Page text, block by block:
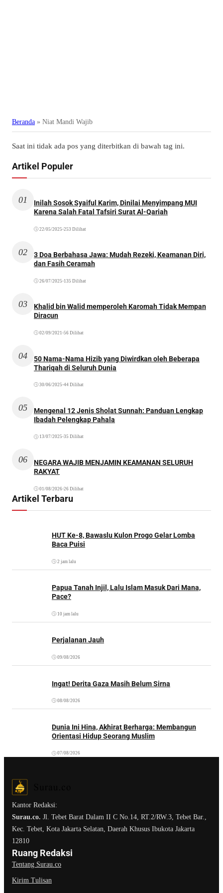
Beranda » Niat Mandi Wajib
Saat ini tidak ada pos yang diterbitkan di bawah tag ini.
Artikel Populer
01
Inilah Sosok Syaiful Karim, Dinilai Menyimpang MUI
Karena Salah Fatal Tafsiri Surat Al-Qariah
22/05/2025 •253 Dilihat
02
3 Doa Berbahasa Jawa: Mudah Rezeki, Keamanan Diri,
dan Fasih Ceramah
26/07/2025 •135 Dilihat
03
Khalid bin Walid memperoleh Karomah Tidak Mempan
Diracun
02/09/2021 •56 Dilihat
04
50 Nama-Nama Hizib yang Diwirdkan oleh Beberapa
Thariqah di Seluruh Dunia
30/06/2025 •44 Dilihat
05
Mengenal 12 Jenis Sholat Sunnah: Panduan Lengkap
Ibadah Pelengkap Pahala
13/07/2025 •35 Dilihat
06
NEGARA WAJIB MENJAMIN KEAMANAN SELURUH
RAKYAT
01/08/2026•26 Dilihat
Artikel Terbaru
HUT Ke-8, Bawaslu Kulon Progo Gelar Lomba
Baca Puisi
2 jam lalu
Papua Tanah Injil, Lalu Islam Masuk Dari Mana,
Pace?
10 jam lalu
Perjalanan Jauh
09/08/2026
Ingat! Derita Gaza Masih Belum Sirna
08/08/2026
Dunia Ini Hina, Akhirat Berharga: Membangun
Orientasi Hidup Seorang Muslim
07/08/2026
Kantor Redaksi:
Surau.co. Jl. Tebet Barat Dalam II C No.14, RT.2/RW.3, Tebet Bar.,
Kec. Tebet, Kota Jakarta Selatan, Daerah Khusus Ibukota Jakarta
12810
Ruang Redaksi
Tentang Surau.co
Kirim Tulisan